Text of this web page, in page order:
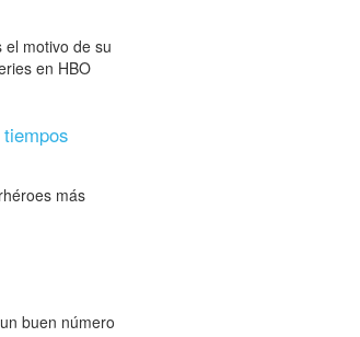
motivo de su
en HBO
más
buen número